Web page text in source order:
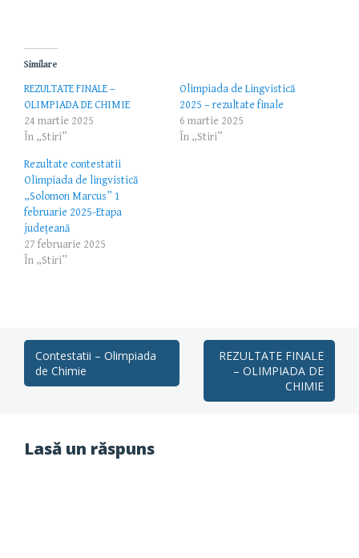
Similare
REZULTATE FINALE –
OLIMPIADA DE CHIMIE
24 martie 2025
În „Stiri”
Olimpiada de Lingvistică
2025 – rezultate finale
6 martie 2025
În „Stiri”
Rezultate contestatii
Olimpiada de lingvistică
„Solomon Marcus” 1
februarie 2025-Etapa
județeană
27 februarie 2025
În „Stiri”
Post
navigation
Contestatii – Olimpiada
de Chimie
REZULTATE FINALE
– OLIMPIADA DE
CHIMIE
Lasă un răspuns